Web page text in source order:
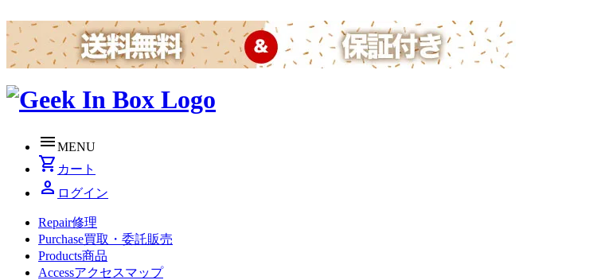
menuMENU
shopping_cart カート
person ログイン
Repair修理
Purchase買取・委託販売
Products商品
Accessアクセスマップ